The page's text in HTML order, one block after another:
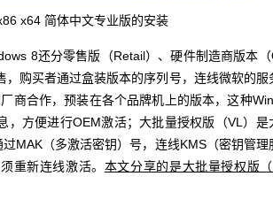
x64 简体中文专业版的安装
8还分零售版（Retail）、硬件制造商版本（
购买者通过盒装版本的序列号，连线微软的服
商合作，预装在各个品牌机上的版本，这种
，方便进行OEM激活；大批量授权版（VL）是
MAK（多激活密钥）号，连线KMS（密钥管理
重新连线激活。 本文分享的是大批量授权版